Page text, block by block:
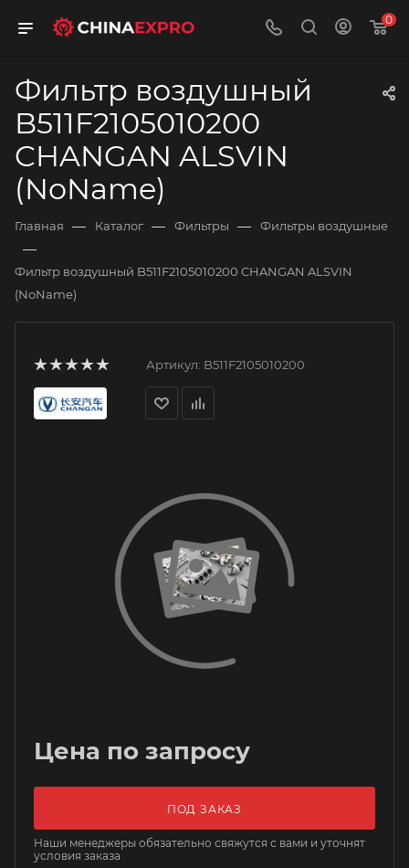
0
Фильтр воздушный
B511F2105010200
CHANGAN ALSVIN
(NoName)
Главная — Каталог — Фильтры — Фильтры воздушные
—
Фильтр воздушный B511F2105010200 CHANGAN ALSVIN
(NoName)
Артикул: B511F2105010200
Цена по запросу
ПОД ЗАКАЗ
Наши менеджеры обязательно свяжутся с вами и уточнят
условия заказа